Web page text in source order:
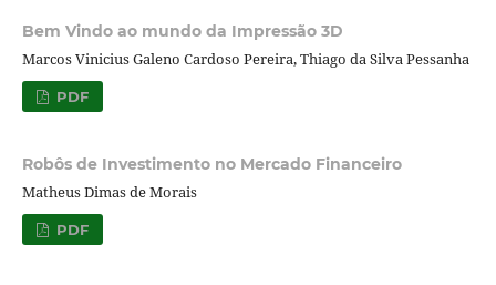
Bem Vindo ao mundo da Impressão 3D
Marcos Vinicius Galeno Cardoso Pereira, Thiago da Silva Pessanha
PDF
Robôs de Investimento no Mercado Financeiro
Matheus Dimas de Morais
PDF